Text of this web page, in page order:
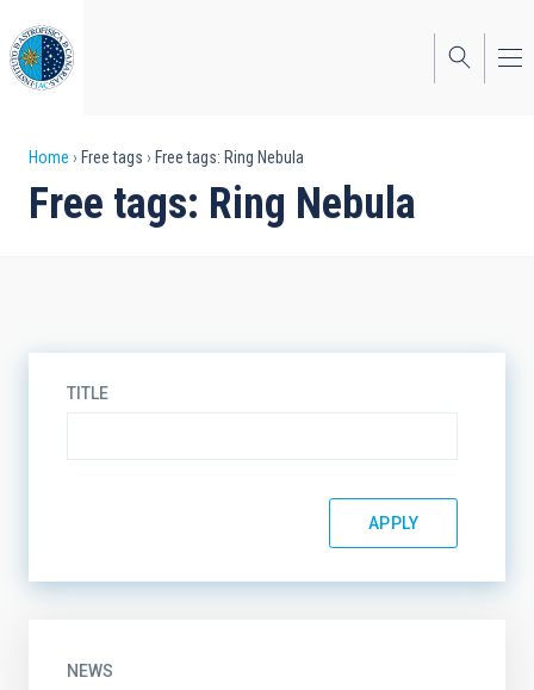
to
main
content
Breadcrumb
Home Free tags Free tags: Ring Nebula
Free tags: Ring Nebula
TITLE
NEWS